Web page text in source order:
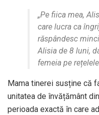
„Pe fiica mea,
care lucra ca
răspândesc
Alisia de 8 luni,
femeia pe
Mama tinerei susține că
unitatea de învățământ
perioada exactă în care